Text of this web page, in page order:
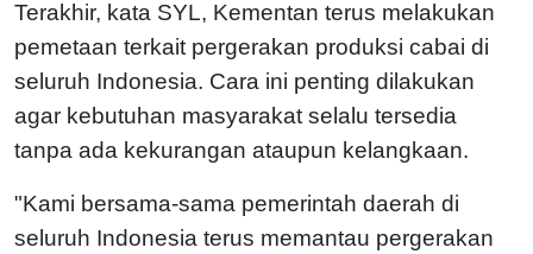
Terakhir, kata SYL, Kementan terus melakukan
pemetaan terkait pergerakan produksi cabai di
seluruh Indonesia. Cara ini penting dilakukan
agar kebutuhan masyarakat selalu tersedia
tanpa ada kekurangan ataupun kelangkaan.
"Kami bersama-sama pemerintah daerah di
seluruh Indonesia terus memantau pergerakan